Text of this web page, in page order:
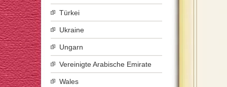
Türkei
Ukraine
Ungarn
Vereinigte Arabische Emirate
Wales